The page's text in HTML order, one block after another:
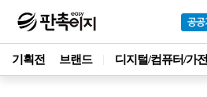
기획전 브랜드 디지털/컴퓨터/가전